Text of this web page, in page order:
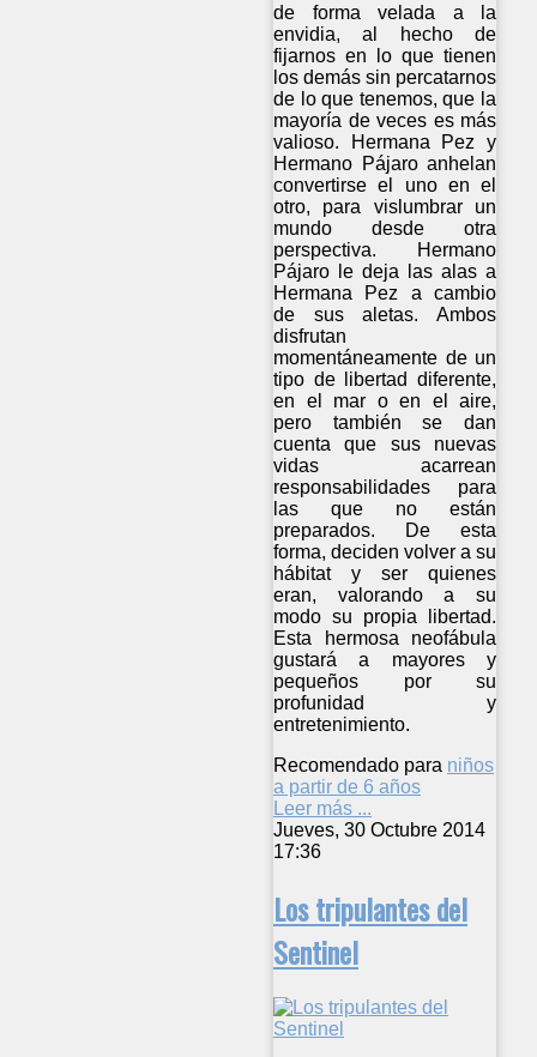
de forma velada a la
envidia, al hecho de
fijarnos en lo que tienen
los demás sin percatarnos
de lo que tenemos, que la
mayoría de veces es más
valioso. Hermana Pez y
Hermano Pájaro anhelan
convertirse el uno en el
otro, para vislumbrar un
mundo desde otra
perspectiva. Hermano
Pájaro le deja las alas a
Hermana Pez a cambio
de sus aletas. Ambos
disfrutan
momentáneamente de un
tipo de libertad diferente,
en el mar o en el aire,
pero también se dan
cuenta que sus nuevas
vidas acarrean
responsabilidades para
las que no están
preparados. De esta
forma, deciden volver a su
hábitat y ser quienes
eran, valorando a su
modo su propia libertad.
Esta hermosa neofábula
gustará a mayores y
pequeños por su
profunidad y
entretenimiento.
Recomendado para niños
a partir de 6 años
Leer más ...
Jueves, 30 Octubre 2014
17:36
Los tripulantes del
Sentinel